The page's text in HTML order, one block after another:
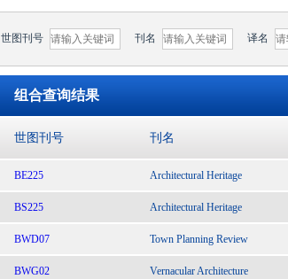
世图刊号 刊名 译名
组合查询结果
世图刊号 刊名
BE225 Architectural Heritage
BS225 Architectural Heritage
BWD07 Town Planning Review
BWG02 Vernacular Architecture